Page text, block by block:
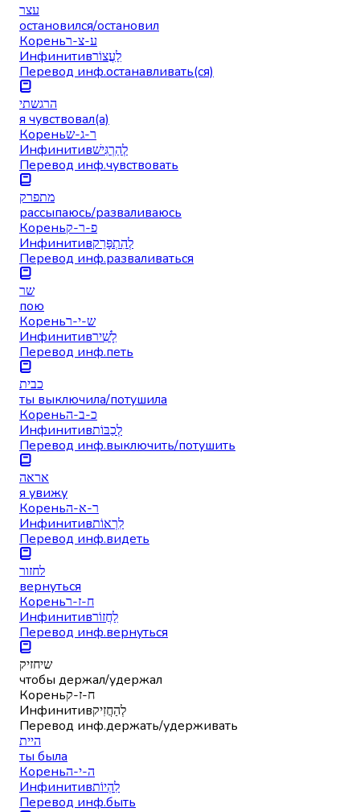
עצר
остановился/остановил
Кореньע-צ-ר
Инфинитивלַעֲצוֹר
Перевод инф.останавливать(ся)
הרגשתי
я чувствовал(а)
Кореньר-ג-ש
Инфинитивלְהַרְגִּישׁ
Перевод инф.чувствовать
מתפרק
рассыпаюсь/разваливаюсь
Кореньפ-ר-ק
Инфинитивלְהִתְפָּרֵק
Перевод инф.разваливаться
שר
пою
Кореньש-י-ר
Инфинитивלָשִׁיר
Перевод инф.петь
כבית
ты выключила/потушила
Кореньכ-ב-ה
Инфинитивלְכַבּוֹת
Перевод инф.выключить/потушить
אראה
я увижу
Кореньר-א-ה
Инфинитивלִרְאוֹת
Перевод инф.видеть
לחזור
вернуться
Кореньח-ז-ר
Инфинитивלַחֲזוֹר
Перевод инф.вернуться
שיחזיק
чтобы держал/удержал
Кореньח-ז-ק
Инфинитивלְהַחֲזִיק
Перевод инф.держать/удерживать
היית
ты была
Кореньה-י-ה
Инфинитивלִהְיוֹת
Перевод инф.быть